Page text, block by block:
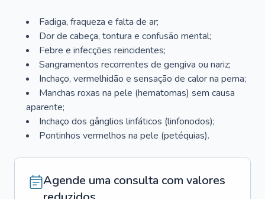
Fadiga, fraqueza e falta de ar;
Dor de cabeça, tontura e confusão mental;
Febre e infecções reincidentes;
Sangramentos recorrentes de gengiva ou nariz;
Inchaço, vermelhidão e sensação de calor na perna;
Manchas roxas na pele (hematomas) sem causa
aparente;
Inchaço dos gânglios linfáticos (linfonodos);
Pontinhos vermelhos na pele (petéquias).
Agende uma consulta com valores